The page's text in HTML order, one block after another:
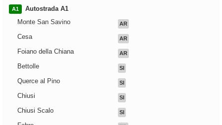
A1
Autostrada A1
Monte San Savino
AR
Cesa AR
Foiano della Chiana AR
Bettolle SI
Querce al Pino SI
Chiusi SI
Chiusi Scalo SI